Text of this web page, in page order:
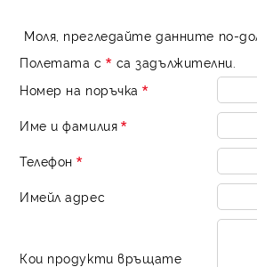
Моля, прегледайте данните по-
Полетата с
са задължителни.
Номер на поръчка
Име и фамилия
Телефон
Имейл адрес
Кои продукти връщате